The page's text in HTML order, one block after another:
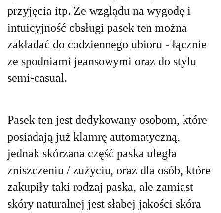
przyjęcia itp. Ze wzglądu na wygodę i
intuicyjność obsługi pasek ten można
zakładać do codziennego ubioru - łącznie
ze spodniami jeansowymi oraz do stylu
semi-casual.
Pasek ten jest dedykowany osobom, które
posiadają już klamrę automatyczną,
jednak skórzana część paska uległa
zniszczeniu / zużyciu, oraz dla osób, które
zakupiły taki rodzaj paska, ale zamiast
skóry naturalnej jest słabej jakości skóra